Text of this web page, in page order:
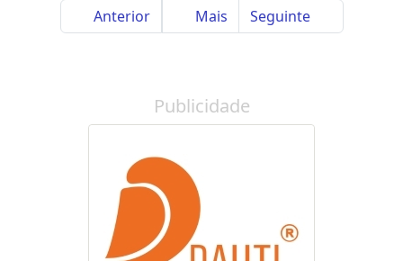
Anterior Mais Seguinte
Publicidade